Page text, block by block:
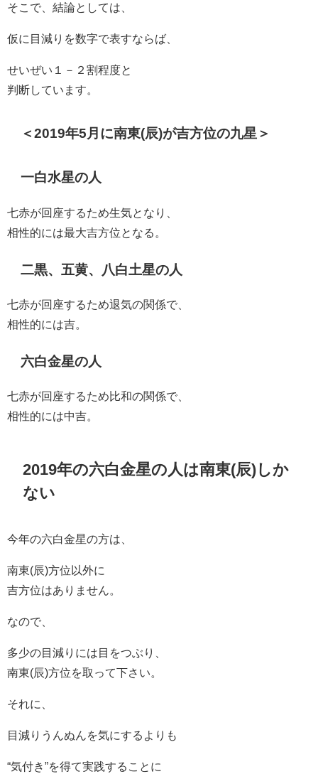
そこで、結論としては、
仮に目減りを数字で表すならば、
せいぜい１－２割程度と
判断しています。
＜2019年5月に南東(辰)が吉方位の九星＞
一白水星の人
七赤が回座するため生気となり、
相性的には最大吉方位となる。
二黒、五黄、八白土星の人
七赤が回座するため退気の関係で、
相性的には吉。
六白金星の人
七赤が回座するため比和の関係で、
相性的には中吉。
2019年の六白金星の人は南東(辰)しか
ない
今年の六白金星の方は、
南東(辰)方位以外に
吉方位はありません。
なので、
多少の目減りには目をつぶり、
南東(辰)方位を取って下さい。
それに、
目減りうんぬんを気にするよりも
“気付き”を得て実践することに